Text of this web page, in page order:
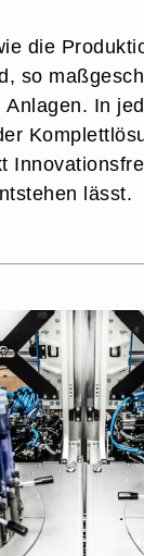
die
so
Anlagen. In
lässt.